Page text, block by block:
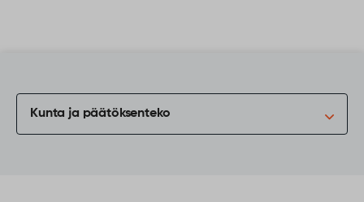
Kunta ja päätöksenteko